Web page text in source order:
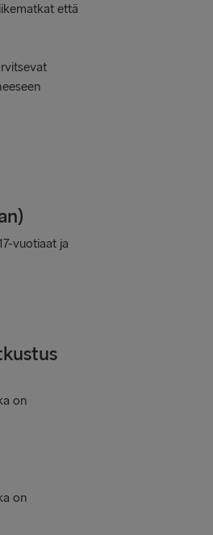
että
vuotiaat ja
on
on